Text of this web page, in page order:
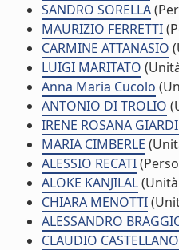
SANDRO SORELLA
MAURIZIO FERRETTI
CARMINE ATTANASIO
LUIGI MARITATO
Anna Maria Cucolo
ANTONIO DI TROLIO
IRENE ROSANA
MARIA CIMBERLE
ALESSIO RECATI
ALOKE KANJILAL
CHIARA MENOTTI
ALESSANDRO
CLAUDIO CASTELLANO